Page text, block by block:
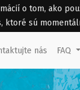
o tom, ako
ktoré sú
nás FAQ